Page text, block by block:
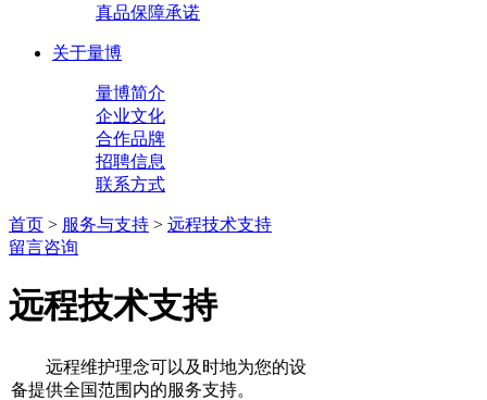
真品保障承诺
关于量博
量博简介
企业文化
合作品牌
招聘信息
联系方式
首页 > 服务与支持 > 远程技术支持
留言咨询
远程技术支持
远程维护理念可以及时地为您的设
备提供全国范围内的服务支持。